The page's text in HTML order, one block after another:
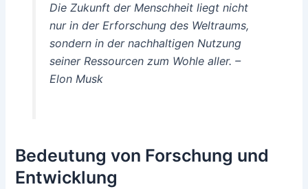
Die Zukunft der Menschheit liegt nicht
nur in der Erforschung des Weltraums,
sondern in der nachhaltigen Nutzung
seiner Ressourcen zum Wohle aller. –
Elon Musk
Bedeutung von Forschung und
Entwicklung